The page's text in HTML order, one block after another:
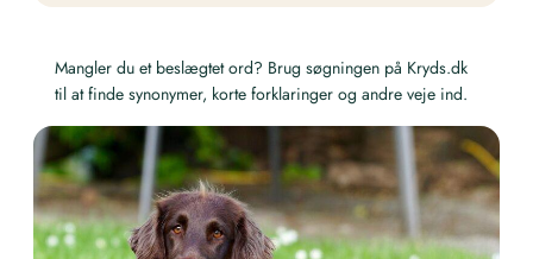
Mangler du et beslægtet ord? Brug søgningen på Kryds.dk
til at finde synonymer, korte forklaringer og andre veje ind.